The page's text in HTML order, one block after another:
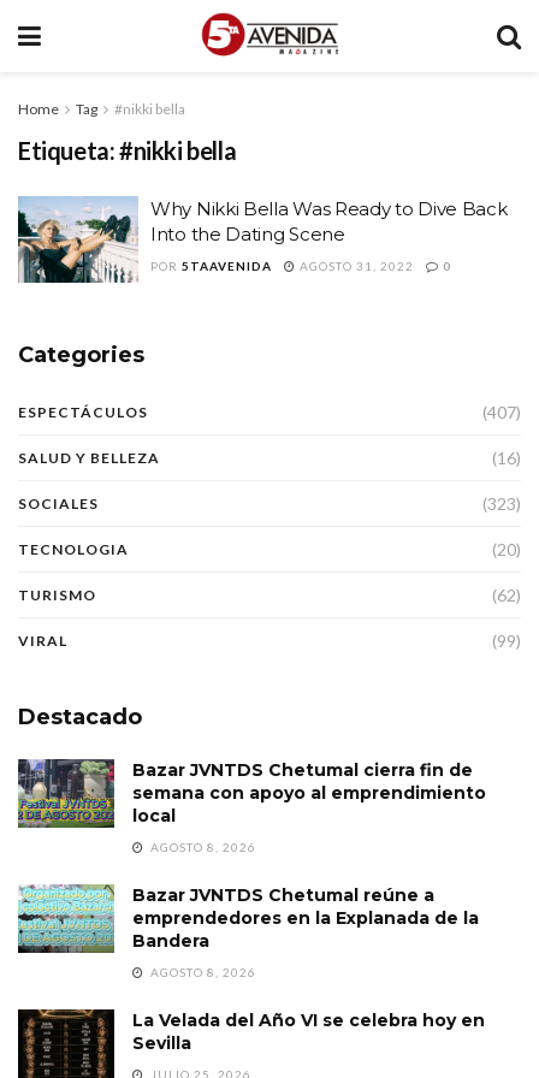
Home Tag #nikki bella
Etiqueta:#nikki bella
Why Nikki Bella Was Ready to Dive Back
Into the Dating Scene
POR 5TAAVENIDA AGOSTO 31, 2022 0
Categories
ESPECTÁCULOS (407)
SALUD Y BELLEZA (16)
SOCIALES (323)
TECNOLOGIA (20)
TURISMO (62)
VIRAL (99)
Destacado
Bazar JVNTDS Chetumal cierra fin de
semana con apoyo al emprendimiento
local
AGOSTO 8, 2026
Bazar JVNTDS Chetumal reúne a
emprendedores en la Explanada de la
Bandera
AGOSTO 8, 2026
La Velada del Año VI se celebra hoy en
Sevilla
JULIO 25, 2026